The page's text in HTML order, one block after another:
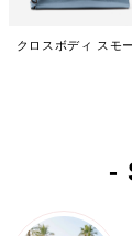
クロスボディ スモ
-